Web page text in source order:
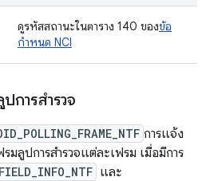
ดูรหัสสถานะในตาราง 140 ของข้อ
กำหนด NCI
การสำรวจ
การแจ้ง
มลูปการสำรวจแต่ละเฟรม เมื่อมีการ
และ